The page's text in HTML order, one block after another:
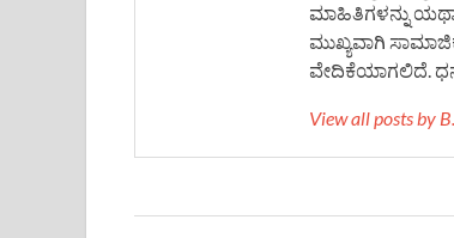
ಮಾಹಿತಿಗಳನ್ನು
ಮುಖ್ಯವಾಗಿ
ವೇದಿಕೆಯಾಗಲಿದೆ.
View all posts by